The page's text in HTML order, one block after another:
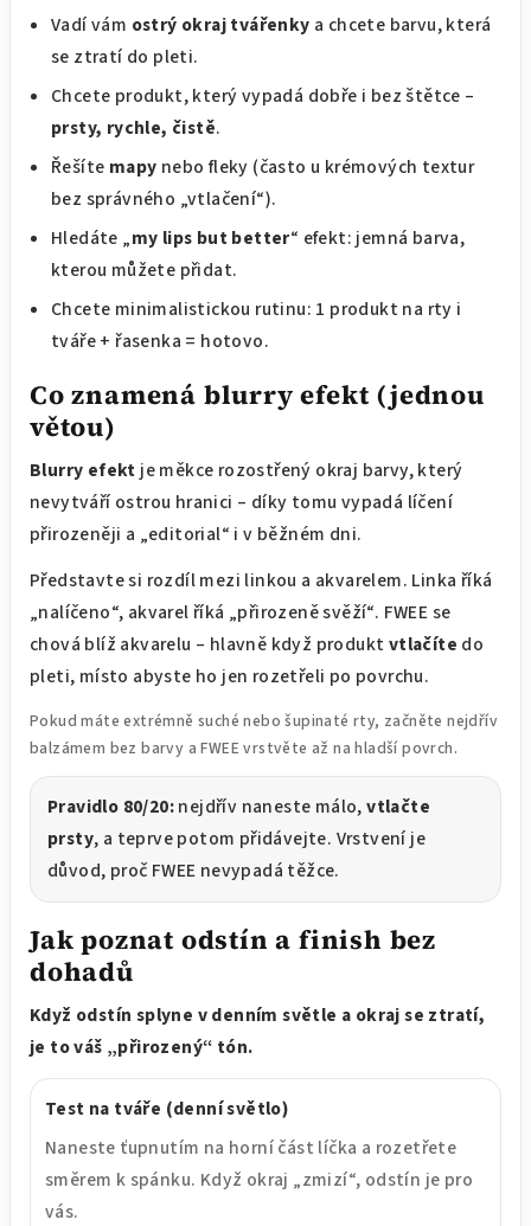
Vadí vám ostrý okraj tvářenky a chcete barvu, která
se ztratí do pleti.
Chcete produkt, který vypadá dobře i bez štětce –
prsty, rychle, čistě.
Řešíte mapy nebo fleky (často u krémových textur
bez správného „vtlačení“).
Hledáte „my lips but better“ efekt: jemná barva,
kterou můžete přidat.
Chcete minimalistickou rutinu: 1 produkt na rty i
tváře + řasenka = hotovo.
Co znamená blurry efekt (jednou
větou)
Blurry efekt je měkce rozostřený okraj barvy, který
nevytváří ostrou hranici – díky tomu vypadá líčení
přirozeněji a „editorial“ i v běžném dni.
Představte si rozdíl mezi linkou a akvarelem. Linka říká
„nalíčeno“, akvarel říká „přirozeně svěží“. FWEE se
chová blíž akvarelu – hlavně když produkt vtlačíte do
pleti, místo abyste ho jen rozetřeli po povrchu.
Pokud máte extrémně suché nebo šupinaté rty, začněte nejdřív
balzámem bez barvy a FWEE vrstvěte až na hladší povrch.
Pravidlo 80/20:nejdřív naneste málo,vtlačte
prsty, a teprve potom přidávejte. Vrstvení je
důvod, proč FWEE nevypadá těžce.
Jak poznat odstín a finish bez
dohadů
Když odstín splyne v denním světle a okraj se ztratí,
je to váš „přirozený“ tón.
Test na tváře (denní světlo)
Naneste ťupnutím na horní část líčka a rozetřete
směrem k spánku. Když okraj „zmizí“, odstín je pro
vás.